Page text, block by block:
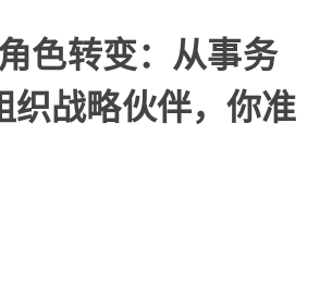
色转变：从事务
织战略伙伴，你准